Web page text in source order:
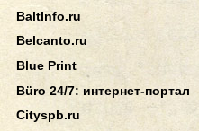
BaltInfo.ru
Belcanto.ru
Blue Print
Büro 24/7: интернет-портал
Cityspb.ru